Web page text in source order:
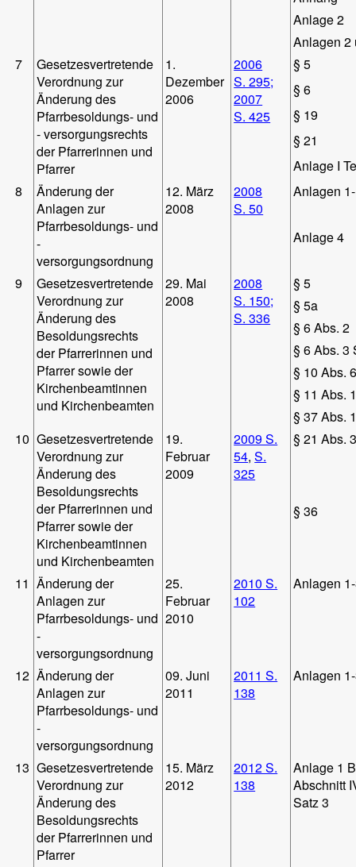
Anlage 2
Anlagen 2
7
Gesetzesvertretende
Verordnung zur
Änderung des
Pfarrbesoldungs- und
- versorgungsrechts
der Pfarrerinnen und
Pfarrer
1.
Dezember
2006
2006
S. 295;
2007
S. 425
§ 5
§ 6
§ 19
§ 21
Anlage I
8
Änderung der
Anlagen zur
Pfarrbesoldungs- und
-
versorgungsordnung
12. März
2008
2008
S. 50
Anlagen
Anlage 4
9
Gesetzesvertretende
Verordnung zur
Änderung des
Besoldungsrechts
der Pfarrerinnen und
Pfarrer sowie der
Kirchenbeamtinnen
und Kirchenbeamten
29. Mai
2008
2008
S. 150;
S. 336
§ 5
§ 5a
§ 6 Abs. 2
§ 6 Abs. 3
§ 10 Abs.
§ 11 Abs.
§ 37 Abs.
10 Gesetzesvertretende
Verordnung zur
Änderung des
Besoldungsrechts
der Pfarrerinnen und
Pfarrer sowie der
Kirchenbeamtinnen
und Kirchenbeamten
19.
Februar
2009
2009 S.
54,S.
325
§ 21 Abs.
§ 36
11 Änderung der
Anlagen zur
Pfarrbesoldungs- und
-
versorgungsordnung
25.
Februar
2010
2010 S.
102
Anlagen
12 Änderung der
Anlagen zur
Pfarrbesoldungs- und
-
versorgungsordnung
09. Juni
2011
2011 S.
138
Anlagen
13 Gesetzesvertretende
Verordnung zur
Änderung des
Besoldungsrechts
der Pfarrerinnen und
Pfarrer
15. März
2012
2012 S.
138
Anlage 1
Abschnitt
Satz 3